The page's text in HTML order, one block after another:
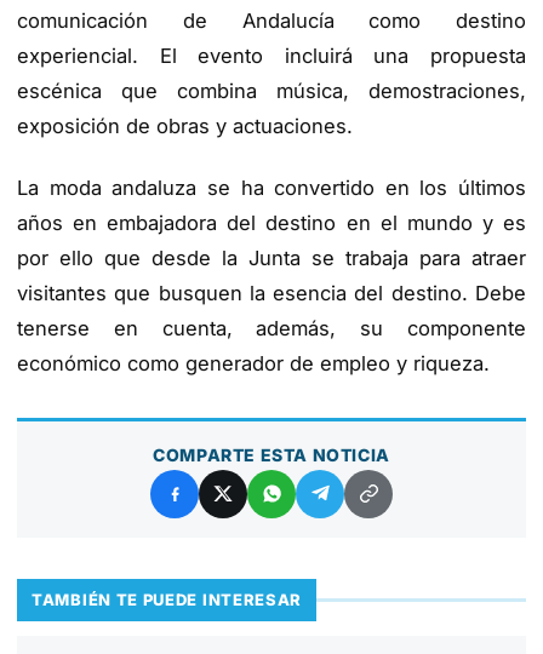
comunicación de Andalucía como destino
experiencial. El evento incluirá una propuesta
escénica que combina música, demostraciones,
exposición de obras y actuaciones.
La moda andaluza se ha convertido en los últimos
años en embajadora del destino en el mundo y es
por ello que desde la Junta se trabaja para atraer
visitantes que busquen la esencia del destino. Debe
tenerse en cuenta, además, su componente
económico como generador de empleo y riqueza.
COMPARTE ESTA NOTICIA
TAMBIÉN TE PUEDE INTERESAR